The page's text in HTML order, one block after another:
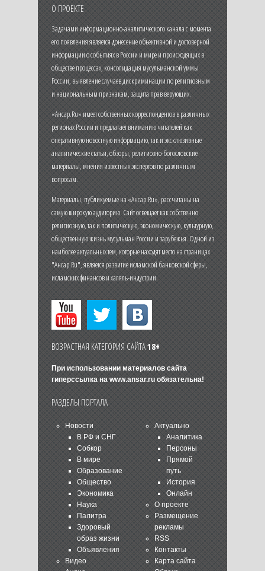
О ПРОЕКТЕ
Задачами информационно-аналитического канала с момента
его появления является донесение объективной и достоверной
информации о событиях в России и мире и происходящих в
обществе процессах, консолидация мусульманской уммы
России, выявление случаев дискриминации по религиозным
и национальным признакам, защита прав верующих.
«Ансар.Ru» имеет собственных корреспондентов в различных
регионах России и предлагает вниманию читателей как
оперативную новостную информацию, так и эксклюзивные
аналитические статьи, обзоры, религиозно-богословские
материалы, мнения известных экспертов по различным
вопросам.
Материалы, публикуемые на «Ансар.Ru», рассчитаны на
самую широкую аудиторию. Сайт освещает как собственно
религиозную, так и политическую, экономическую, культурную,
общественную жизнь мусульман России и зарубежья. Одной из
наиболее актуальных тем, которые находят место на страницах
"Ансар.Ru", является развитие исламской банковской сферы,
исламских финансов и халяль-индустрии.
ВОЗРАСТНАЯ КАТЕГОРИЯ САЙТА18+
При использовании материалов сайта
гиперссылка на www.ansar.ruобязательна!
РАЗДЕЛЫ ПОРТАЛА
Новости
В РФ и СНГ
Собкор
В мире
Образование
Общество
Экономика
Наука
Палитра
Здоровый
образ жизни
Объявления
Видео
Актуально
Аналитика
Персоны
Прямой
путь
История
Онлайн
О проекте
Размещение
рекламы
RSS
Контакты
Карта сайта